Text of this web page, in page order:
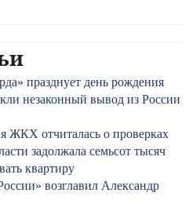
празднует день рождения
незаконный вывод из России
ЖКХ отчиталась о проверках
задолжала семьсот тысяч
квартиру
возглавил Александр